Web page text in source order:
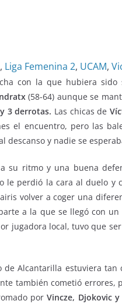
, Liga Femenina 2, UCAM,
con la que hubiera sido
(58-64) aunque se
3 derrotas. Las chicas de
el encuentro, pero las
descanso y nadie se
su ritmo y una buena
le perdió la cara al duelo y
volver a coger una
a la que se llegó con
jugadora local, tuvo que
Alcantarilla estuviera tan
también cometió errores,
porVincze, Djokovic y